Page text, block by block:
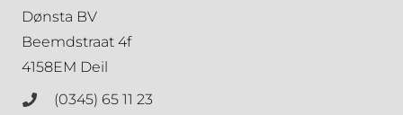
Dønsta BV
Beemdstraat 4f
4158EM Deil
(0345) 65 11 23